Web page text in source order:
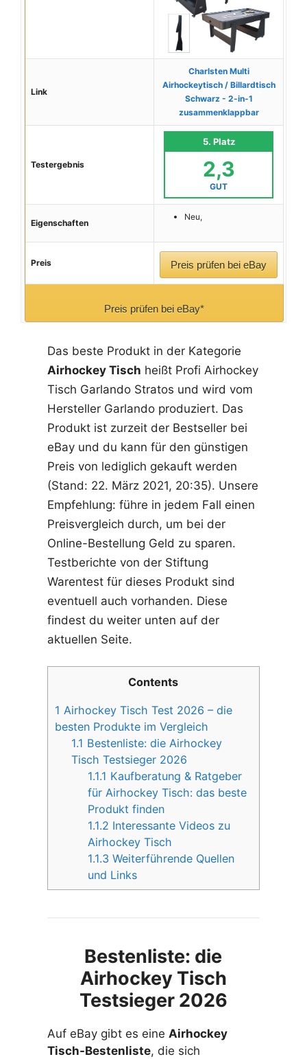
Link
Charlsten Multi
Airhockeytisch / Billardtisch
Schwarz - 2-in-1
zusammenklappbar
Testergebnis
5. Platz
2,3
GUT
Eigenschaften
Neu,
Preis Preis prüfen bei eBay
Preis prüfen bei eBay*
Das beste Produkt in der Kategorie
Airhockey Tisch heißt Profi Airhockey
Tisch Garlando Stratos und wird vom
Hersteller Garlando produziert. Das
Produkt ist zurzeit der Bestseller bei
eBay und du kann für den günstigen
Preis von lediglich gekauft werden
(Stand: 22. März 2021, 20:35). Unsere
Empfehlung: führe in jedem Fall einen
Preisvergleich durch, um bei der
Online-Bestellung Geld zu sparen.
Testberichte von der Stiftung
Warentest für dieses Produkt sind
eventuell auch vorhanden. Diese
findest du weiter unten auf der
aktuellen Seite.
Contents
1 Airhockey Tisch Test 2026 – die
besten Produkte im Vergleich
1.1 Bestenliste: die Airhockey
Tisch Testsieger 2026
1.1.1 Kaufberatung & Ratgeber
für Airhockey Tisch: das beste
Produkt finden
1.1.2 Interessante Videos zu
Airhockey Tisch
1.1.3 Weiterführende Quellen
und Links
Bestenliste: die
Airhockey Tisch
Testsieger 2026
Auf eBay gibt es eine Airhockey
Tisch-Bestenliste, die sich